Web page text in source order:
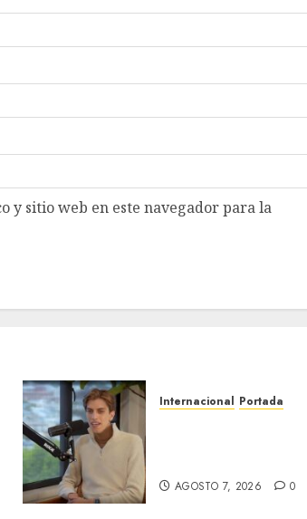
y sitio web en este navegador para la
Internacional Portada
AGOSTO 7, 2026 0